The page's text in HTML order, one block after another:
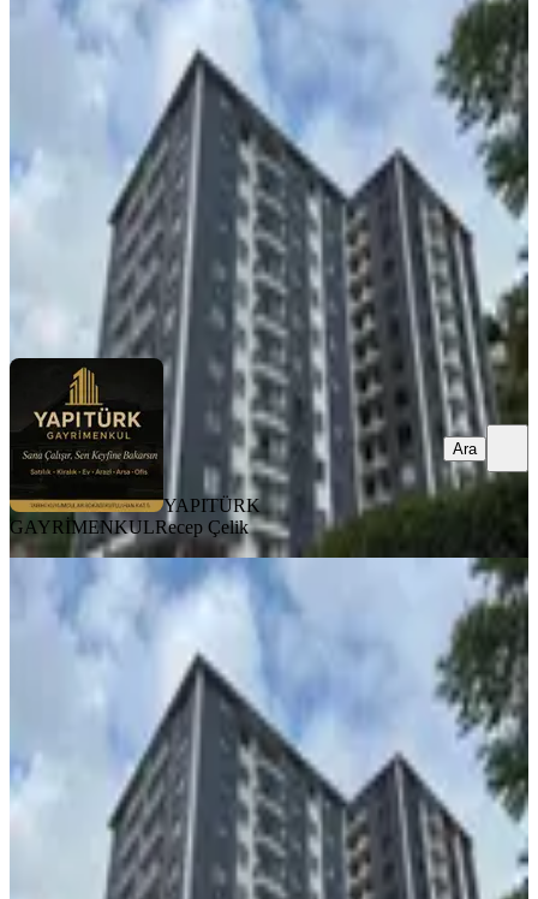
Mahallesi 2 Blok'lu Projede 5. Kat
3+1 126 M² Satılık Daire
Merkez, Kale Mahallesi
3+1
126 m² ·5. Kat
5.750.000 ₺
YAPITÜRK GAYRİMENKULRecep Çelik
YAPITÜRK
GAYRİMENKULRecep Çelik
Ara
Yapıtürk Gayrimenkul’den Kale
Mahallesi Arka Blok 7. Kat Satılık
126 M² 3+1 Daire
Merkez, Kale Mahallesi
3+1
· 7. Kat
6.250.000 ₺
YAPITÜRK GAYRİMENKULLevent KÖSEOĞLU